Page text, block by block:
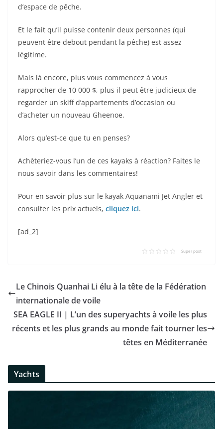
d’espace de pêche.
Et le fait qu’il puisse contenir deux personnes (qui
peuvent être debout pendant la pêche) est assez
légitime.
Mais là encore, plus vous commencez à vous
rapprocher de 10 000 $, plus il peut être judicieux de
regarder un skiff d’appartements d’occasion ou
d’acheter un nouveau Gheenoe.
Alors qu’est-ce que tu en penses?
Achèteriez-vous l’un de ces kayaks à réaction? Faites le
nous savoir dans les commentaires!
Pour en savoir plus sur le kayak Aquanami Jet Angler et
consulter les prix actuels, cliquez ici.
[ad_2]
Super post
Le Chinois Quanhai Li élu à la tête de la Fédération
internationale de voile
SEA EAGLE II | L’un des superyachts à voile les plus
récents et les plus grands au monde fait tourner les
têtes en Méditerranée
Yachts